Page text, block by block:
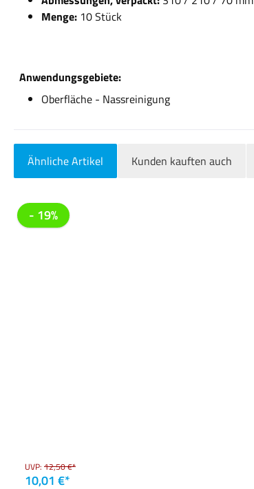
Menge: 10 Stück
Anwendungsgebiete:
Oberfläche - Nassreinigung
Ähnliche Artikel Kunden kauften auch
Produktgalerie überspringen
- 19%
UVP: 12,50 €*
10,01 €*